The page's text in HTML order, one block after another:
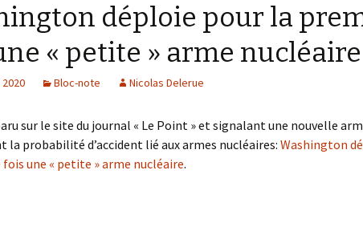
déploie pour la
« petite » arme nucléaire
Bloc-note Nicolas Delerue
sur le site du journal « Le Point » et signalant une nouvelle
la probabilité d’accident lié aux armes nucléaires: Washington
une « petite » arme nucléaire.